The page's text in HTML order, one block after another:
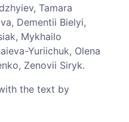
Tamara
Dementii Bielyi,
Mykhailo
Yuriichuk, Olena
Zenovii Siryk.
the text by